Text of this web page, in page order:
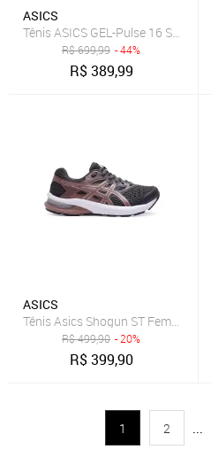
ASICS
Tênis ASICS GEL-Pulse 16 Se -
R$699,99 - 44%
R$389,99
ASICS
Tênis Asics Shogun ST Feminino
R$499,90 - 20%
R$399,90
1 2 ...